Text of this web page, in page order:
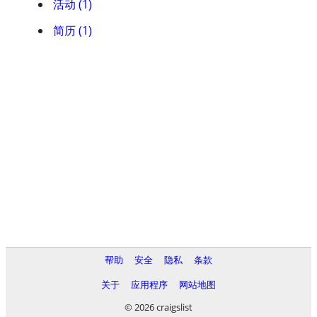
活动 (1)
简历 (1)
帮助 安全 隐私
条款
关于
应用程序
网站地图
© 2026 craigslist